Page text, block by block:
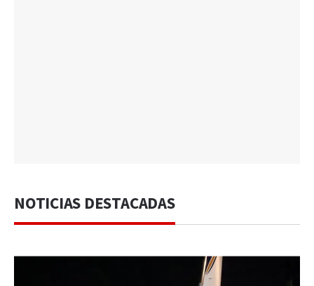
NOTICIAS DESTACADAS